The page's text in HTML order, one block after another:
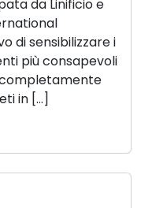
da Linificio e
di sensibilizzare i
più consapevoli
completamente
in […]